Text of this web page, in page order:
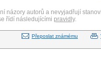
názory autorů a nevyjadřují
řídí následujícími pravidly.
Přeposlat známému